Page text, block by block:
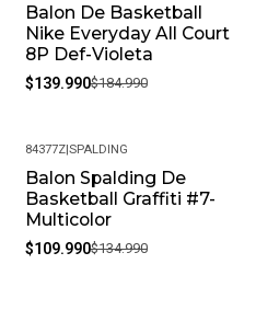
-24%
Balon De Basketball
Nike Everyday All Court
8P Def-Violeta
$139.990$184.990
-19%
84377Z|SPALDING
Balon Spalding De
Basketball Graffiti #7-
Multicolor
$109.990$134.990